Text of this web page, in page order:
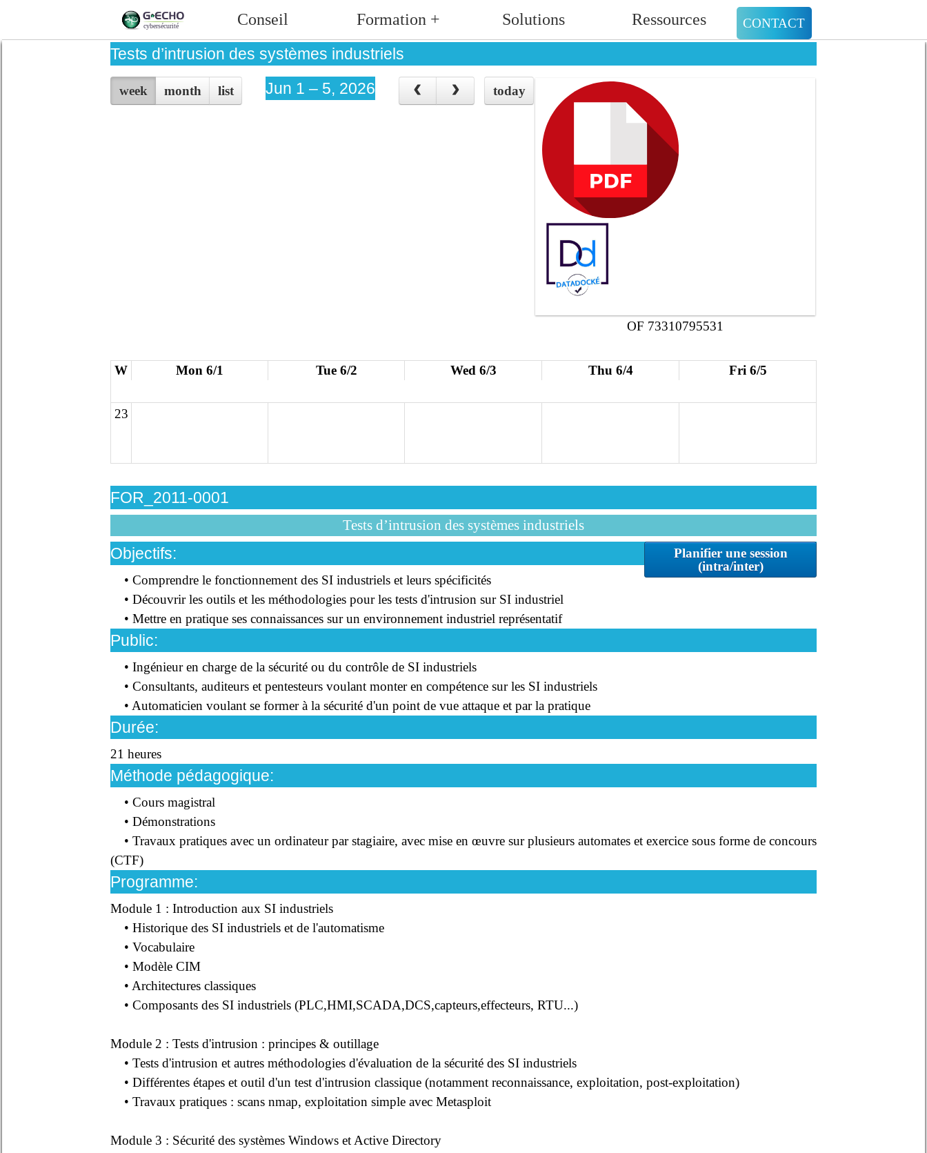
CONTACT
Conseil Formation + Solutions
Ressources
Tests d’intrusion des systèmes industriels
OF 73310795531
week month list today
Jun 1 – 5, 2026
W Mon 6/1 Tue 6/2 Wed 6/3 Thu 6/4 Fri 6/5
23
FOR_2011-0001
Tests d’intrusion des systèmes industriels
Planifier une session
(intra/inter)
Objectifs:
• Comprendre le fonctionnement des SI industriels et leurs spécificités
• Découvrir les outils et les méthodologies pour les tests d'intrusion sur SI industriel
• Mettre en pratique ses connaissances sur un environnement industriel représentatif
Public:
• Ingénieur en charge de la sécurité ou du contrôle de SI industriels
• Consultants, auditeurs et pentesteurs voulant monter en compétence sur les SI industriels
• Automaticien voulant se former à la sécurité d'un point de vue attaque et par la pratique
Durée:
21 heures
Méthode pédagogique:
• Cours magistral
• Démonstrations
• Travaux pratiques avec un ordinateur par stagiaire, avec mise en œuvre sur plusieurs automates et exercice sous forme de concours
(CTF)
Programme:
Module 1 : Introduction aux SI industriels
• Historique des SI industriels et de l'automatisme
• Vocabulaire
• Modèle CIM
• Architectures classiques
• Composants des SI industriels (PLC,HMI,SCADA,DCS,capteurs,effecteurs, RTU...)
Module 2 : Tests d'intrusion : principes & outillage
• Tests d'intrusion et autres méthodologies d'évaluation de la sécurité des SI industriels
• Différentes étapes et outil d'un test d'intrusion classique (notamment reconnaissance, exploitation, post-exploitation)
• Travaux pratiques : scans nmap, exploitation simple avec Metasploit
Module 3 : Sécurité des systèmes Windows et Active Directory